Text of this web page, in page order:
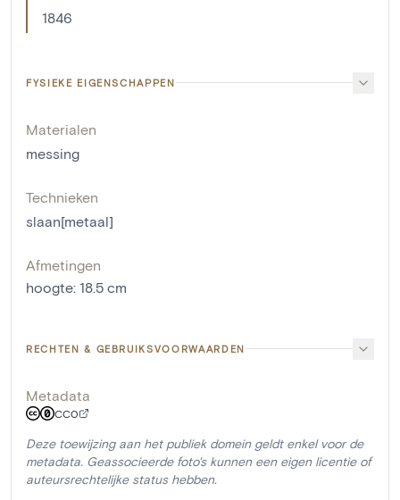
1846
FYSIEKE EIGENSCHAPPEN
Materialen
messing
Technieken
slaan[metaal]
Afmetingen
hoogte: 18.5 cm
RECHTEN & GEBRUIKSVOORWAARDEN
Metadata
CC0
Deze toewijzing aan het publiek domein geldt enkel voor de
metadata. Geassocieerde foto's kunnen een eigen licentie of
auteursrechtelijke status hebben.